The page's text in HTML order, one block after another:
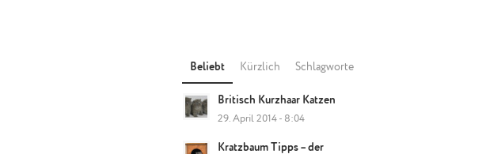
Beliebt Kürzlich Schlagworte
Britisch Kurzhaar Katzen
29. April 2014 - 8:04
Kratzbaum Tipps – der